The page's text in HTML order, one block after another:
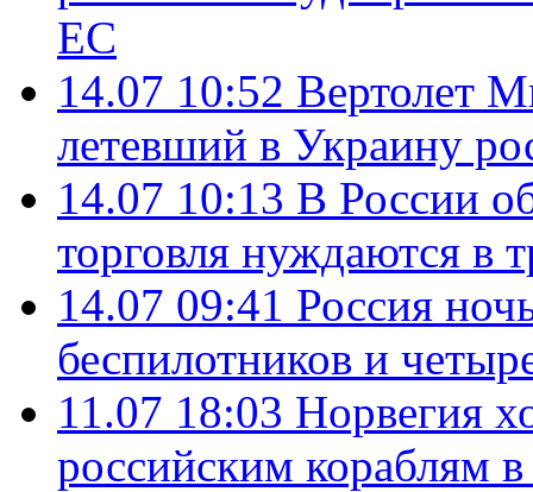
ЕС
14.07 10:52 Вертолет
летевший в Украину
14.07 10:13 В России
торговля нуждаются в
14.07 09:41 Россия
беспилотников и
11.07 18:03 Норвегия
российским кораблям